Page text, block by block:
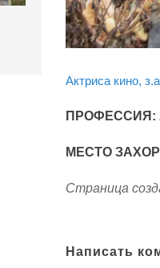
Актриса кино,
ПРОФЕССИЯ:
МЕСТО
Страница
Написать